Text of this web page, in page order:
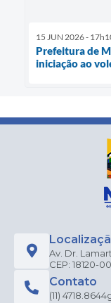
15 JUN 2026 -
Prefeitura de
iniciação ao
Av. Dr.
CEP: 18120-
Contato
(11) 4718.8644